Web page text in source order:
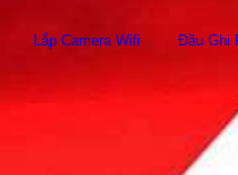
Lắp Camera Wifi Đầu Ghi